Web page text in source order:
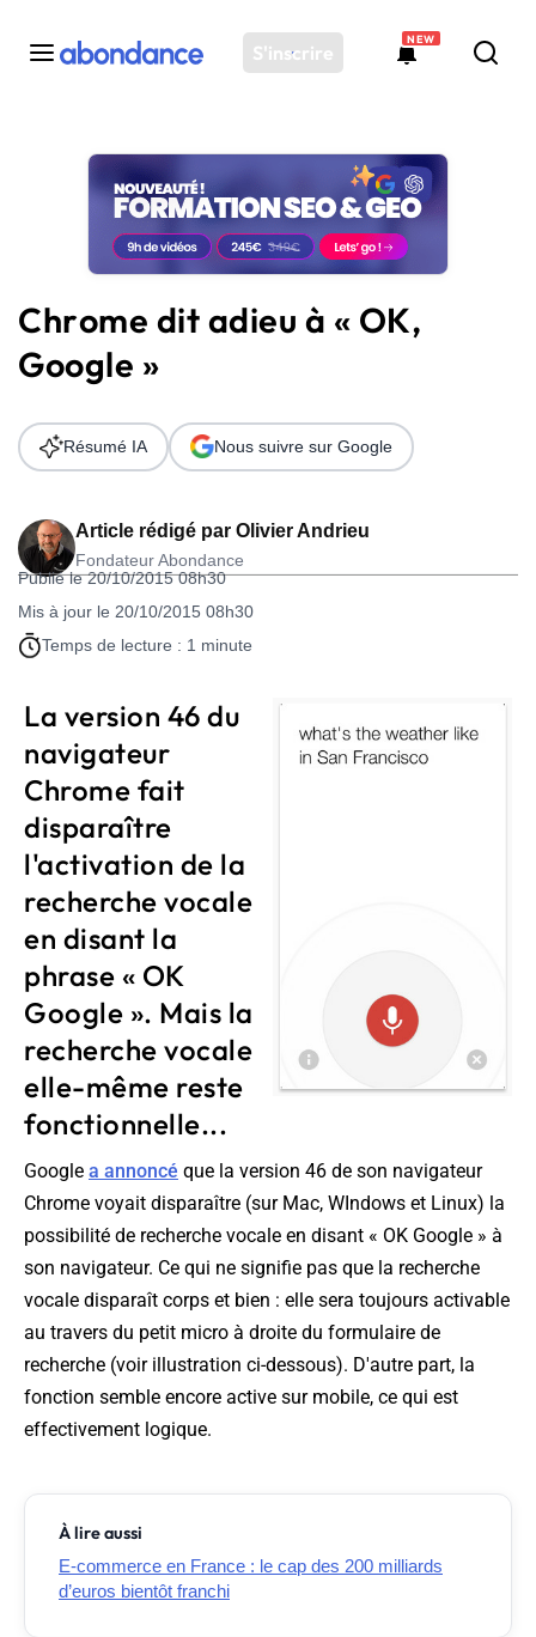
S'inscrire
NEW
Toutes les actus
Actus SEO
Plateforme
Solutions
Ressources
Audit SEO
Chrome dit adieu à « OK,
Google »
Article rédigé par Olivier Andrieu
Fondateur Abondance
Publié le 20/10/2015 08h30
Mis à jour le 20/10/2015 08h30
Temps de lecture : 1 minute
Résumé IA Nous suivre sur Google
La version 46 du
navigateur
Chrome fait
disparaître
l'activation de la
recherche vocale
en disant la
phrase « OK
Google ». Mais la
recherche vocale
elle-même reste
fonctionnelle...
Google a annoncé que la version 46 de son navigateur
Chrome voyait disparaître (sur Mac, WIndows et Linux) la
possibilité de recherche vocale en disant « OK Google » à
son navigateur. Ce qui ne signifie pas que la recherche
vocale disparaît corps et bien : elle sera toujours activable
au travers du petit micro à droite du formulaire de
recherche (voir illustration ci-dessous). D'autre part, la
fonction semble encore active sur mobile, ce qui est
effectivement logique.
À lire aussi
E-commerce en France : le cap des 200 milliards
d’euros bientôt franchi